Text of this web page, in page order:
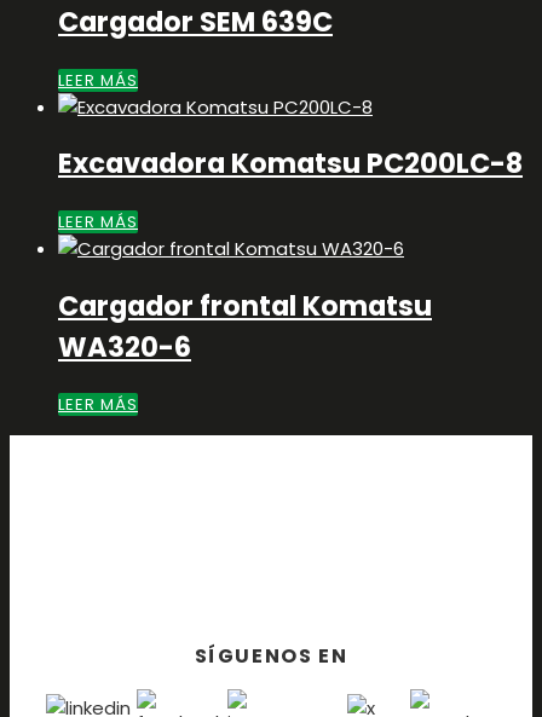
Cargador SEM 639C
LEER MÁS
Excavadora Komatsu PC200LC-8
LEER MÁS
Cargador frontal Komatsu
WA320-6
LEER MÁS
SÍGUENOS EN